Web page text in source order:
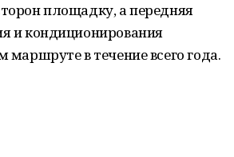
площадку, а передняя
и кондиционирования
маршруте в течение всего года.